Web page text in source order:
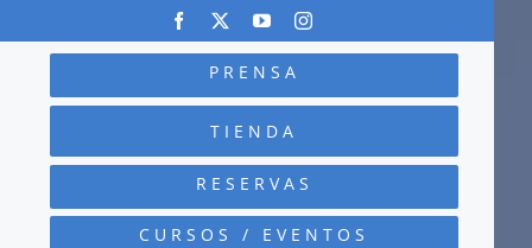
PRENSA
TIENDA
RESERVAS
CURSOS / EVENTOS